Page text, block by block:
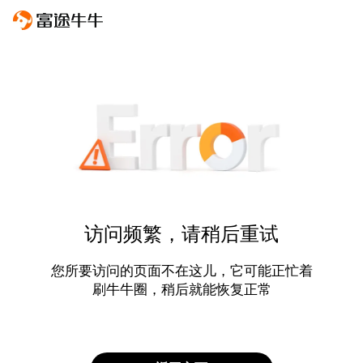
访问频繁，请稍后重试
您所要访问的页面不在这儿，它可能正忙着
刷牛牛圈，稍后就能恢复正常